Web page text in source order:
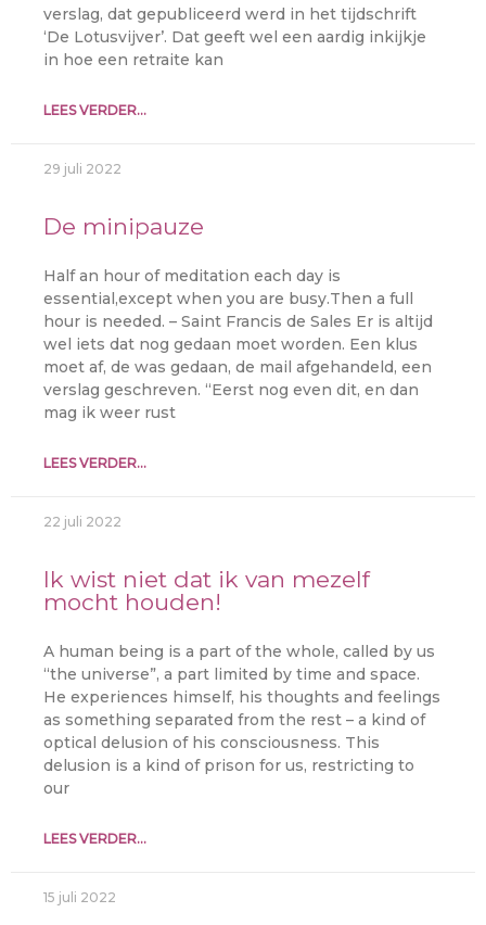
verslag, dat gepubliceerd werd in het tijdschrift
‘De Lotusvijver’. Dat geeft wel een aardig inkijkje
in hoe een retraite kan
LEES VERDER...
29 juli 2022
De minipauze
Half an hour of meditation each day is
essential,except when you are busy.Then a full
hour is needed. – Saint Francis de Sales Er is altijd
wel iets dat nog gedaan moet worden. Een klus
moet af, de was gedaan, de mail afgehandeld, een
verslag geschreven. “Eerst nog even dit, en dan
mag ik weer rust
LEES VERDER...
22 juli 2022
Ik wist niet dat ik van mezelf
mocht houden!
A human being is a part of the whole, called by us
“the universe”, a part limited by time and space.
He experiences himself, his thoughts and feelings
as something separated from the rest – a kind of
optical delusion of his consciousness. This
delusion is a kind of prison for us, restricting to
our
LEES VERDER...
15 juli 2022